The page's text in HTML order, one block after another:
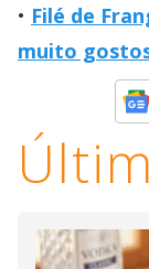
Filé de
muito